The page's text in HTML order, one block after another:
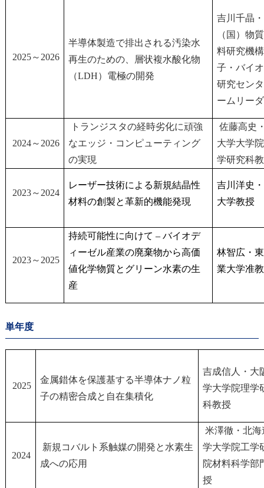
2025～2026
半導体製造で排出される汚染水
再生のための、層状複水酸化物
（LDH）電極の開発
吉川千晶・
（国）物
料研究機構
子・バイ
研究セン
ームリー
2024～2026
トランジスタの経時劣化に頑強
なエッジ・コンピューティング
の実現
佐藤高史
大学大学
学研究科
2023～2024
レーザー技術による新規結晶性
材料の創製と革新的機能発現
吉川洋史
大学教授
2023～2025
持続可能性に向けて – バイオデ
ィーゼル産業の廃棄物から高価
値化学物質とグリーン水素の生
産
林智広・
業大学准
単年度
2025
金属錯体を保護基する半導体ナノ粒
子の精密合成と自在集積化
吉成信人・大
学大学院理学
科教授
2024
新規コバルト系触媒の開発と水素生
成への応用
米澤徹・北海
学大学院工学
院材料科学部
授